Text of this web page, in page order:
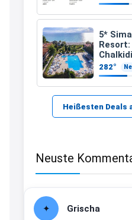
5*
Resort:
&
389 €
282°
Heißesten Deals
Neuste
Grischa
21:37
↩
Kerstin
Bei EDEKA
↩
29.07
↩